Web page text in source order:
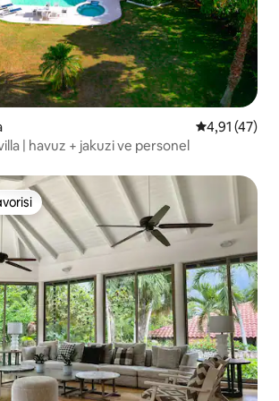
5 üzerinden
4,91 (47)
| havuz + jakuzi ve personel
en beğenilenler arasında